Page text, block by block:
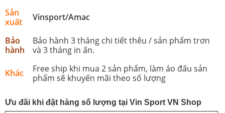
Sản
xuất
Vinsport/Amac
Bảo
hành
Bảo hành 3 tháng chi tiết thêu / sản phẩm trơn
và 3 tháng in ấn.
Khác
Free ship khi mua 2 sản phẩm, làm áo đấu sản
phẩm sẽ khuyến mãi theo số lượng
Ưu đãi khi đặt hàng số lượng tại Vin Sport VN Shop